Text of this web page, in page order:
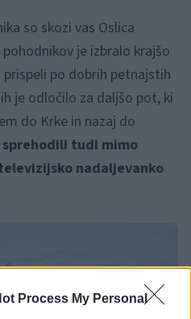
Process My Personal
so skozi vas Oslica
je izbralo krajšo
prispeli po dobrih petnajstih
je odločilo za daljšo pot, ki
do Krke in nazaj do
sprehodili tudi mimo
nadaljevanko